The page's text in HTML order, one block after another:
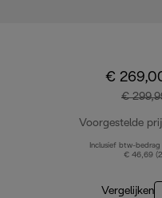
€
€
Voorgestelde
Inclusief btw-bedrag
€ 46,69
Vergelijken